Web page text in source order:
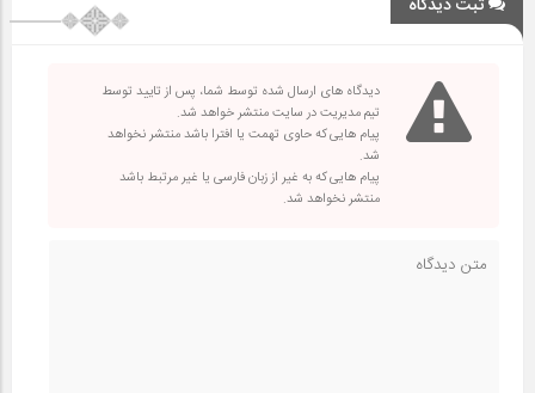
ثبت دیدگاه
دیدگاه های ارسال شده توسط شما، پس از تایید توسط
تیم مدیریت در سایت منتشر خواهد شد.
پیام هایی که حاوی تهمت یا افترا باشد منتشر نخواهد
شد.
پیام هایی که به غیر از زبان فارسی یا غیر مرتبط باشد
منتشر نخواهد شد.